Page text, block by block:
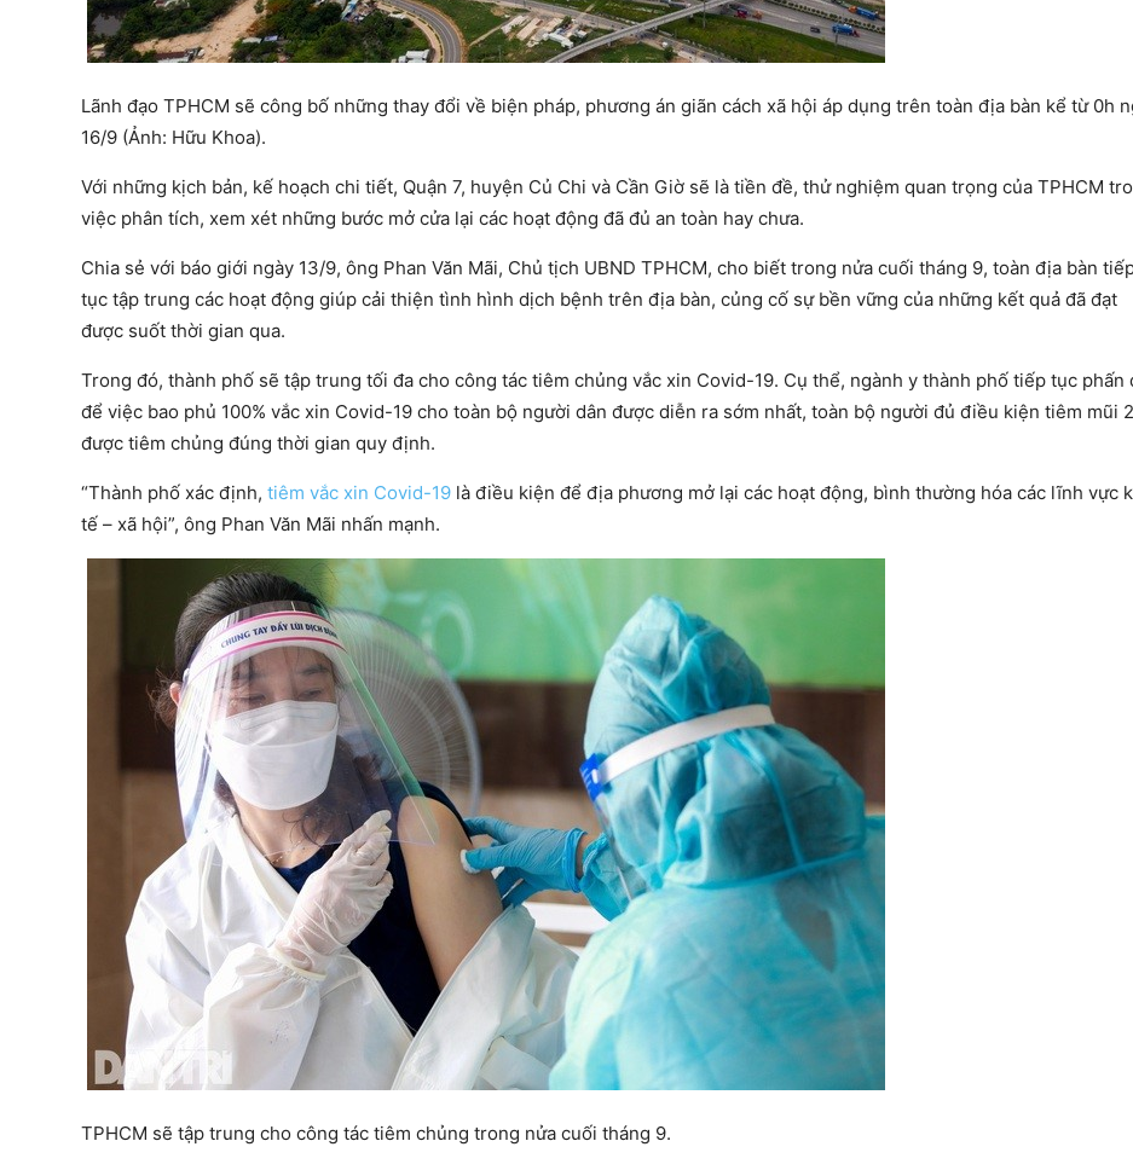
Lãnh đạo TPHCM sẽ công bố những thay đổi về biện pháp, phương án giãn cách xã hội áp dụng trên toàn địa bàn kể từ 0h
16/9 (Ảnh: Hữu Khoa).
Với những kịch bản, kế hoạch chi tiết, Quận 7, huyện Củ Chi và Cần Giờ sẽ là tiền đề, thử nghiệm quan trọng của TPHCM
việc phân tích, xem xét những bước mở cửa lại các hoạt động đã đủ an toàn hay chưa.
Chia sẻ với báo giới ngày 13/9, ông Phan Văn Mãi, Chủ tịch UBND TPHCM, cho biết trong nửa cuối tháng 9, toàn địa bàn
tục tập trung các hoạt động giúp cải thiện tình hình dịch bệnh trên địa bàn, củng cố sự bền vững của những kết quả đã đạt
được suốt thời gian qua.
Trong đó, thành phố sẽ tập trung tối đa cho công tác tiêm chủng vắc xin Covid-19. Cụ thể, ngành y thành phố tiếp tục phấn
để việc bao phủ 100% vắc xin Covid-19 cho toàn bộ người dân được diễn ra sớm nhất, toàn bộ người đủ điều kiện tiêm mũi
được tiêm chủng đúng thời gian quy định.
“Thành phố xác định, tiêm vắc xin Covid-19 là điều kiện để địa phương mở lại các hoạt động, bình thường hóa các lĩnh vực
tế – xã hội”, ông Phan Văn Mãi nhấn mạnh.
TPHCM sẽ tập trung cho công tác tiêm chủng trong nửa cuối tháng 9.